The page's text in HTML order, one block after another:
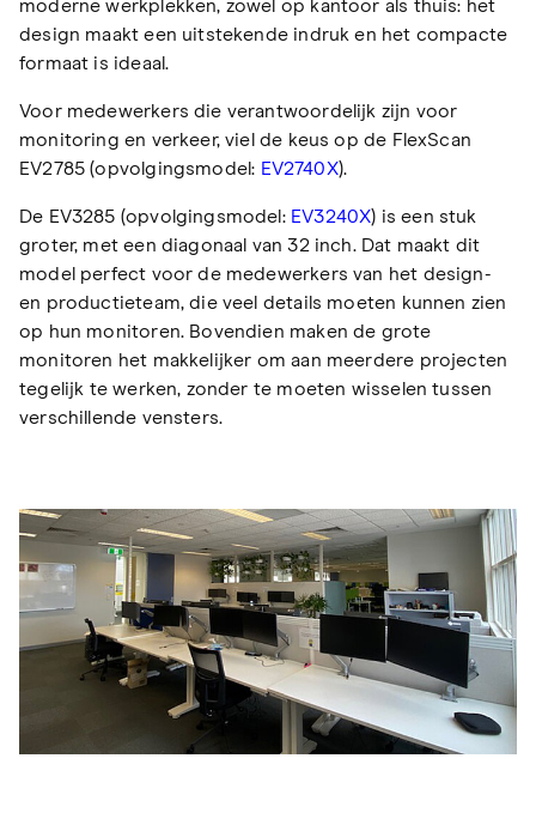
moderne werkplekken, zowel op kantoor als thuis: het
design maakt een uitstekende indruk en het compacte
formaat is ideaal.
Voor medewerkers die verantwoordelijk zijn voor
monitoring en verkeer, viel de keus op de FlexScan
EV2785 (opvolgingsmodel: EV2740X).
De EV3285 (opvolgingsmodel: EV3240X) is een stuk
groter, met een diagonaal van 32 inch. Dat maakt dit
model perfect voor de medewerkers van het design-
en productieteam, die veel details moeten kunnen zien
op hun monitoren. Bovendien maken de grote
monitoren het makkelijker om aan meerdere projecten
tegelijk te werken, zonder te moeten wisselen tussen
verschillende vensters.